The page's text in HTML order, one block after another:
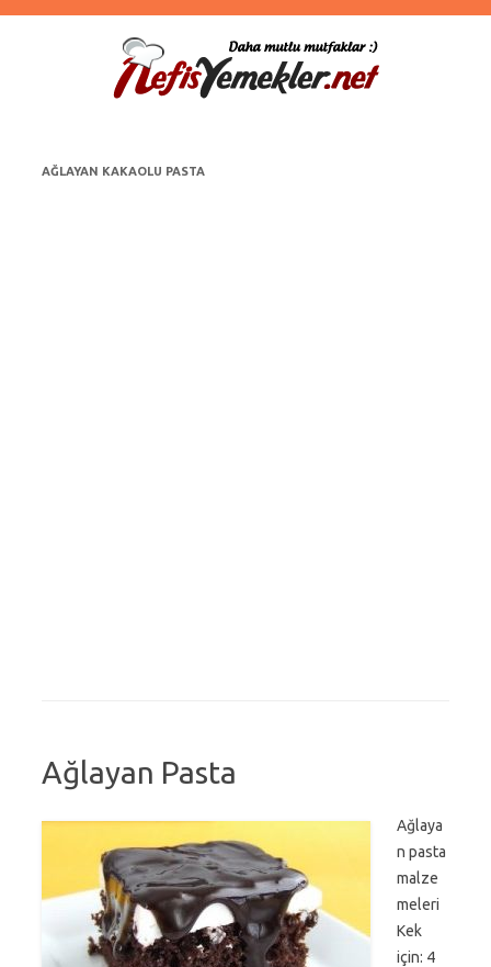
AĞLAYAN KAKAOLU PASTA
Ağlayan Pasta
Ağlaya
n pasta
malze
meleri
Kek
için: 4